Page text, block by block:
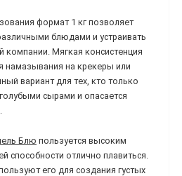
формат 1 кг позволяет
блюдами и устраивать
компании. Мягкая консистенция
намазывания на крекеры или
вариант для тех, кто только
сырами и опасается
Блю пользуется высоким
способности отлично плавиться.
его для создания густых